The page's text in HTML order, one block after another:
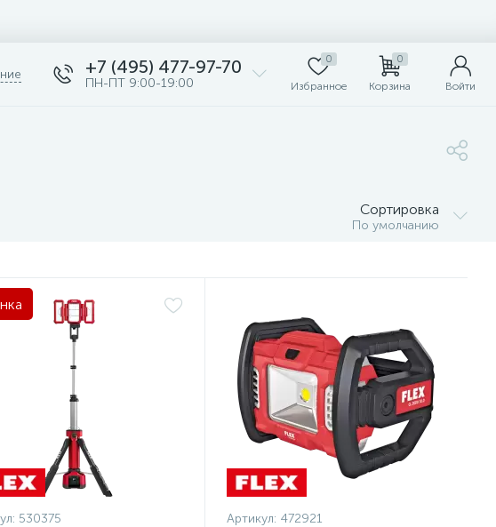
+7 (495) 477-97-70
ПН-ПТ 9:00-19:00
0
Избранное
0
Корзина Войти
Сортировка
По умолчанию
530375 Артикул: 472921